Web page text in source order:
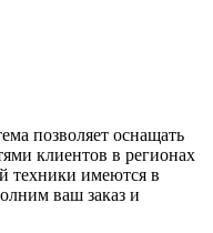
позволяет оснащать
клиентов в регионах
техники имеются в
ваш заказ и